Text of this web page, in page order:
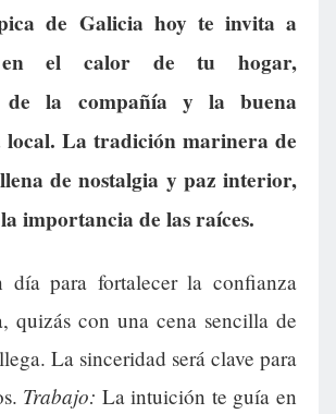
de Galicia hoy te invita a
en el calor de tu hogar,
de la compañía y la buena
local. La tradición marinera de
de nostalgia y paz interior,
importancia de las raíces.
día para fortalecer la confianza
quizás con una cena sencilla de
La sinceridad será clave para
Trabajo: La intuición te guía en